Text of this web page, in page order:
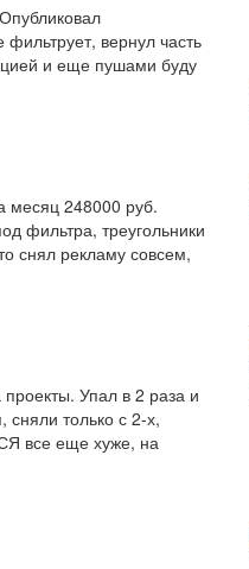
вернул часть
и еще пушами буду
месяц 248000 руб.
фильтра, треугольники
снял рекламу совсем,
Упал в 2 раза и
сняли только с 2-х,
все еще хуже, на